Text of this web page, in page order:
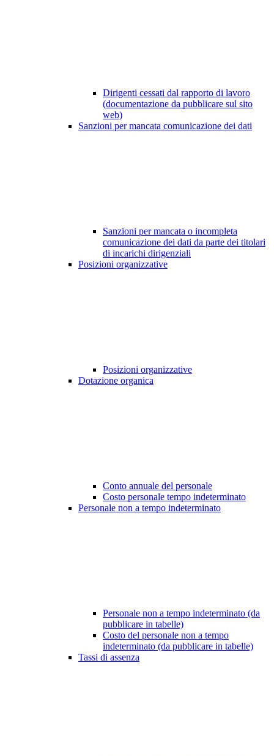
Dirigenti cessati dal rapporto di lavoro
(documentazione da pubblicare sul sito
web)
Sanzioni per mancata comunicazione dei dati
Sanzioni per mancata o incompleta
comunicazione dei dati da parte dei titolari
di incarichi dirigenziali
Posizioni organizzative
Posizioni organizzative
Dotazione organica
Conto annuale del personale
Costo personale tempo indeterminato
Personale non a tempo indeterminato
Personale non a tempo indeterminato (da
pubblicare in tabelle)
Costo del personale non a tempo
indeterminato (da pubblicare in tabelle)
Tassi di assenza